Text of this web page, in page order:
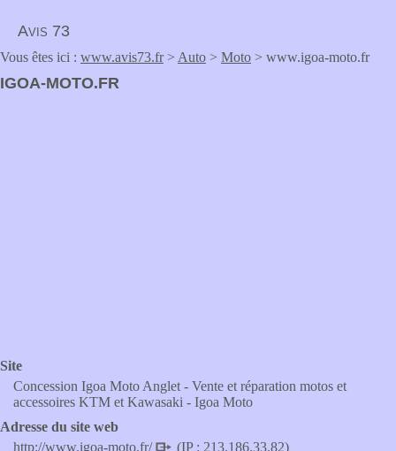
Avis 73
Vous êtes ici : www.avis73.fr> Auto > Moto > www.igoa-moto.fr
IGOA-MOTO.FR
Site
Concession Igoa Moto Anglet - Vente et réparation motos et
accessoires KTM et Kawasaki - Igoa Moto
Adresse du site web
http://www.igoa-moto.fr/
(IP : 213.186.33.82)